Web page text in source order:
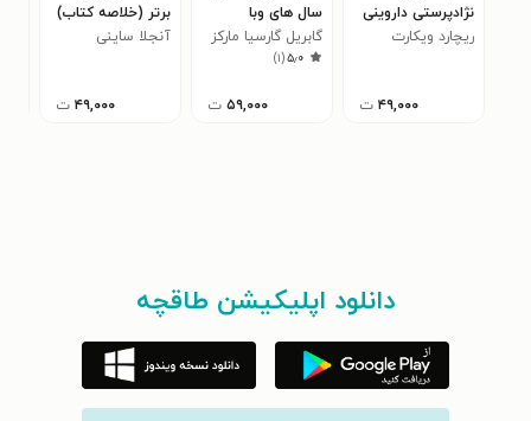
نژادپرستی داروینی
(خلاصه کتاب)
ریچارد ویکارت
۴۹,۰۰۰ ت
سال های وبا
(خلاصه کتاب)
گابریل گارسیا مارکز
۵٫۰(۱)
۵۹,۰۰۰ ت
برتر (خلاصه کتاب)
آنجلا ساینی
۴۹,۰۰۰ ت
دانلود اپلیکیشن طاقچه